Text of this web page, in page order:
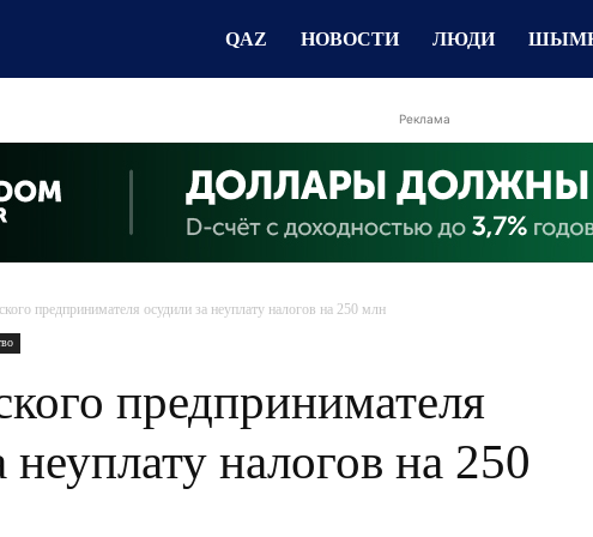
QAZ НОВОСТИ ЛЮДИ
Реклама
предпринимателя осудили за неуплату налогов на 250 млн
предпринимателя
неуплату налогов на 250